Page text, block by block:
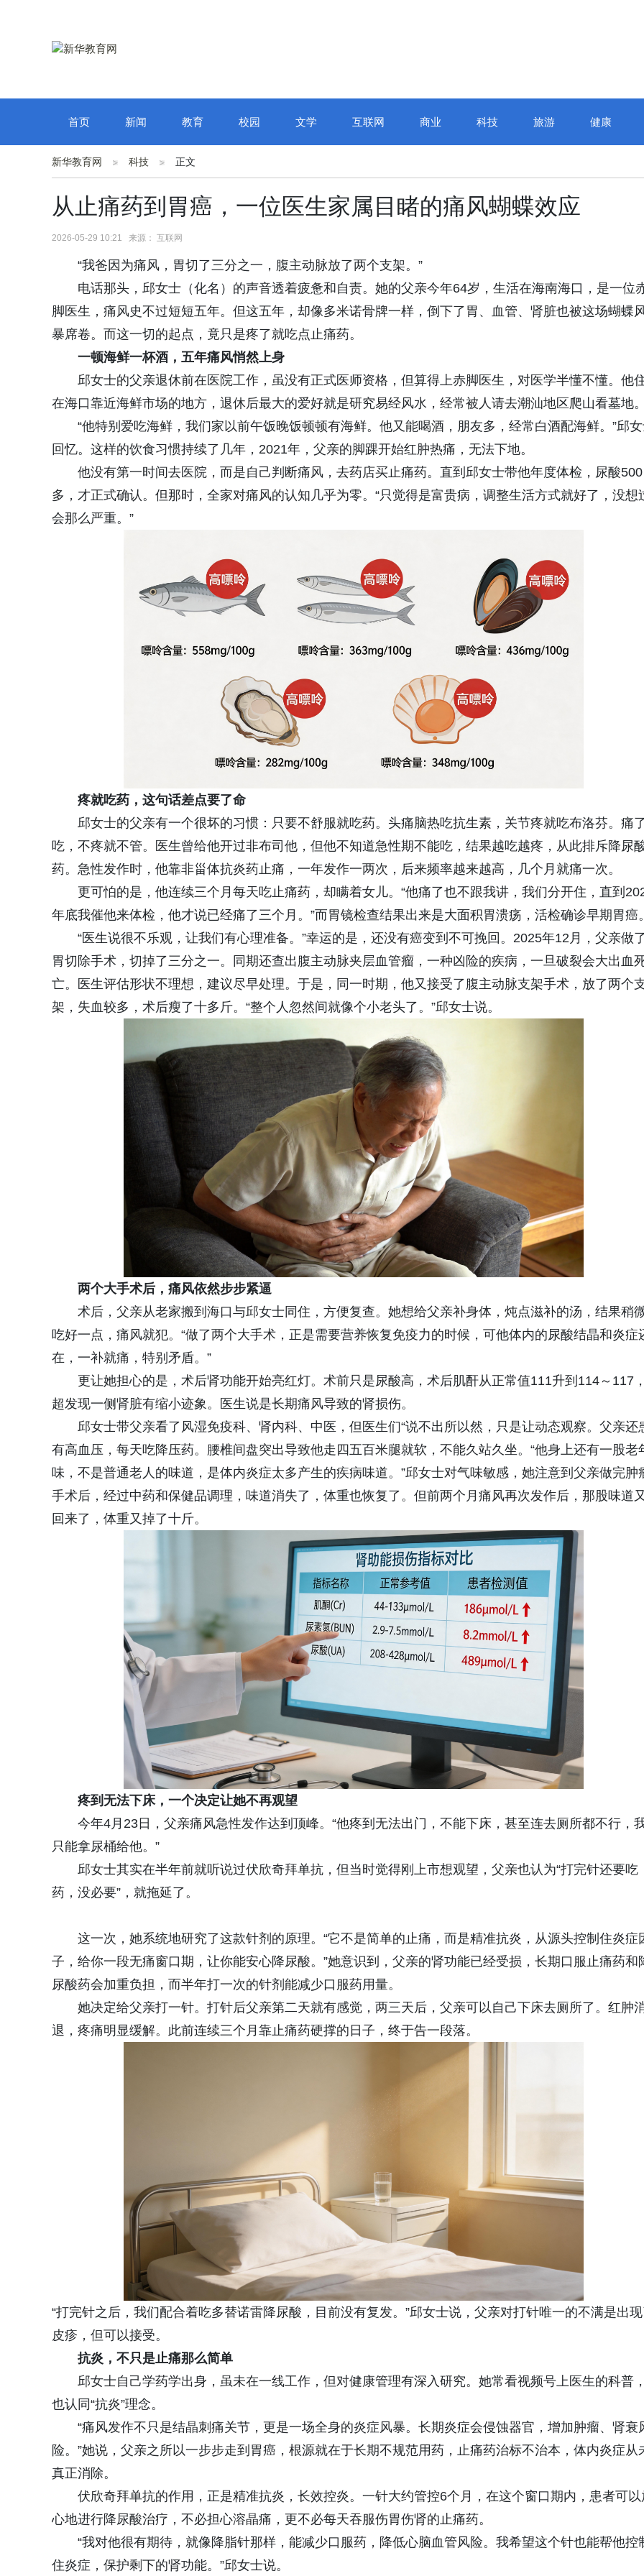
首页 新闻 教育 校园 文学 互联网 商业 科技 旅游 健康
新华教育网 科技 正文
从止痛药到胃癌，一位医生家属目睹的痛风蝴蝶效应
2026-05-29 10:21 来源： 互联网
“我爸因为痛风，胃切了三分之一，腹主动脉放了两个支架。”
电话那头，邱女士（化名）的声音透着疲惫和自责。她的父亲今年64岁，生活在海南海口，是一位
脚医生，痛风史不过短短五年。但这五年，却像多米诺骨牌一样，倒下了胃、血管、肾脏也被这场蝴蝶
暴席卷。而这一切的起点，竟只是疼了就吃点止痛药。
一顿海鲜一杯酒，五年痛风悄然上身
邱女士的父亲退休前在医院工作，虽没有正式医师资格，但算得上赤脚医生，对医学半懂不懂。他
在海口靠近海鲜市场的地方，退休后最大的爱好就是研究易经风水，经常被人请去潮汕地区爬山看墓地
“他特别爱吃海鲜，我们家以前午饭晚饭顿顿有海鲜。他又能喝酒，朋友多，经常白酒配海鲜。”邱
回忆。这样的饮食习惯持续了几年，2021年，父亲的脚踝开始红肿热痛，无法下地。
他没有第一时间去医院，而是自己判断痛风，去药店买止痛药。直到邱女士带他年度体检，尿酸500
多，才正式确认。但那时，全家对痛风的认知几乎为零。“只觉得是富贵病，调整生活方式就好了，没想
会那么严重。”
疼就吃药，这句话差点要了命
邱女士的父亲有一个很坏的习惯：只要不舒服就吃药。头痛脑热吃抗生素，关节疼就吃布洛芬。痛
吃，不疼就不管。医生曾给他开过非布司他，但他不知道急性期不能吃，结果越吃越疼，从此排斥降尿
药。急性发作时，他靠非甾体抗炎药止痛，一年发作一两次，后来频率越来越高，几个月就痛一次。
更可怕的是，他连续三个月每天吃止痛药，却瞒着女儿。“他痛了也不跟我讲，我们分开住，直到
年底我催他来体检，他才说已经痛了三个月。”而胃镜检查结果出来是大面积胃溃疡，活检确诊早期胃癌
“医生说很不乐观，让我们有心理准备。”幸运的是，还没有癌变到不可挽回。2025年12月，父亲做
胃切除手术，切掉了三分之一。同期还查出腹主动脉夹层血管瘤，一种凶险的疾病，一旦破裂会大出血
亡。医生评估形状不理想，建议尽早处理。于是，同一时期，他又接受了腹主动脉支架手术，放了两个
架，失血较多，术后瘦了十多斤。“整个人忽然间就像个小老头了。”邱女士说。
两个大手术后，痛风依然步步紧逼
术后，父亲从老家搬到海口与邱女士同住，方便复查。她想给父亲补身体，炖点滋补的汤，结果稍
吃好一点，痛风就犯。“做了两个大手术，正是需要营养恢复免疫力的时候，可他体内的尿酸结晶和炎症
在，一补就痛，特别矛盾。”
更让她担心的是，术后肾功能开始亮红灯。术前只是尿酸高，术后肌酐从正常值111升到114～117
超发现一侧肾脏有缩小迹象。医生说是长期痛风导致的肾损伤。
邱女士带父亲看了风湿免疫科、肾内科、中医，但医生们“说不出所以然，只是让动态观察。父亲还
有高血压，每天吃降压药。腰椎间盘突出导致他走四五百米腿就软，不能久站久坐。“他身上还有一股老
味，不是普通老人的味道，是体内炎症太多产生的疾病味道。”邱女士对气味敏感，她注意到父亲做完肿
手术后，经过中药和保健品调理，味道消失了，体重也恢复了。但前两个月痛风再次发作后，那股味道
回来了，体重又掉了十斤。
疼到无法下床，一个决定让她不再观望
今年4月23日，父亲痛风急性发作达到顶峰。“他疼到无法出门，不能下床，甚至连去厕所都不行，
只能拿尿桶给他。”
邱女士其实在半年前就听说过伏欣奇拜单抗，但当时觉得刚上市想观望，父亲也认为“打完针还要吃
药，没必要”，就拖延了。
这一次，她系统地研究了这款针剂的原理。“它不是简单的止痛，而是精准抗炎，从源头控制住炎症
子，给你一段无痛窗口期，让你能安心降尿酸。”她意识到，父亲的肾功能已经受损，长期口服止痛药和
尿酸药会加重负担，而半年打一次的针剂能减少口服药用量。
她决定给父亲打一针。打针后父亲第二天就有感觉，两三天后，父亲可以自己下床去厕所了。红肿
退，疼痛明显缓解。此前连续三个月靠止痛药硬撑的日子，终于告一段落。
“打完针之后，我们配合着吃多替诺雷降尿酸，目前没有复发。”邱女士说，父亲对打针唯一的不满是出
皮疹，但可以接受。
抗炎，不只是止痛那么简单
邱女士自己学药学出身，虽未在一线工作，但对健康管理有深入研究。她常看视频号上医生的科普
也认同“抗炎”理念。
“痛风发作不只是结晶刺痛关节，更是一场全身的炎症风暴。长期炎症会侵蚀器官，增加肿瘤、肾衰
险。”她说，父亲之所以一步步走到胃癌，根源就在于长期不规范用药，止痛药治标不治本，体内炎症从
真正消除。
伏欣奇拜单抗的作用，正是精准抗炎，长效控炎。一针大约管控6个月，在这个窗口期内，患者可以
心地进行降尿酸治疗，不必担心溶晶痛，更不必每天吞服伤胃伤肾的止痛药。
“我对他很有期待，就像降脂针那样，能减少口服药，降低心脑血管风险。我希望这个针也能帮他控
住炎症，保护剩下的肾功能。”邱女士说。